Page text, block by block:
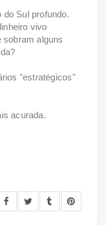
Sul profundo.
vivo
sobram alguns
"estratégicos"
acurada.